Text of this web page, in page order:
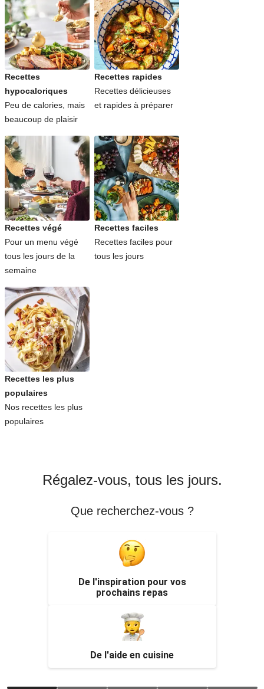
Recettes
hypocaloriques
Peu de calories, mais
beaucoup de plaisir
Recettes rapides
Recettes délicieuses
et rapides à préparer
Recettes végé
Pour un menu végé
tous les jours de la
semaine
Recettes faciles
Recettes faciles pour
tous les jours
Recettes les plus
populaires
Nos recettes les plus
populaires
Régalez-vous, tous les jours.
Que recherchez-vous ?
De l'inspiration pour vos
prochains repas
De l'aide en cuisine